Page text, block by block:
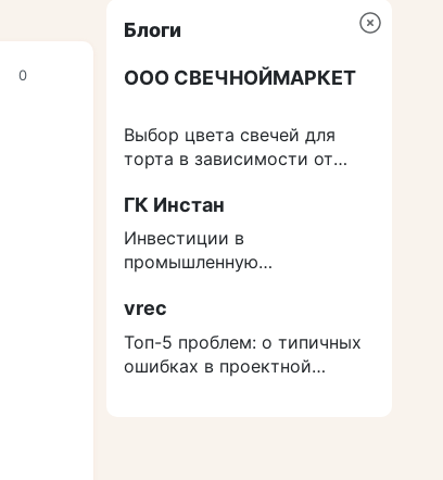
0
Блоги
ООО СВЕЧНОЙМАРКЕТ
Выбор цвета свечей для
торта в зависимости от
ГК Инстан
Инвестиции в
промышленную
защититься от роста
расходов на строительство
vrec
Топ-5 проблем: о типичных
ошибках в проектной